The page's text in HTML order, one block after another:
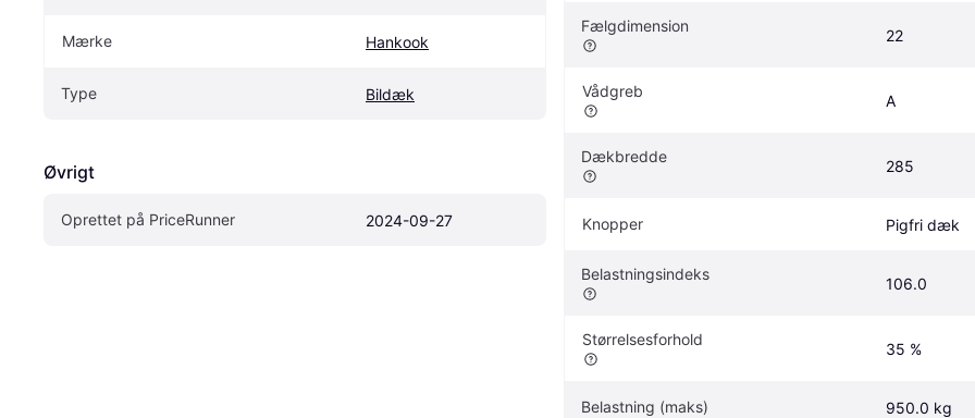
Mærke Hankook
Type Bildæk
Øvrigt
Oprettet på PriceRunner 2024-09-27
Fælgdimension
22
Vådgreb
A
Dækbredde
285
Knopper Pigfri dæk
Belastningsindeks
106.0
Størrelsesforhold
35 %
Belastning (maks) 950.0 kg